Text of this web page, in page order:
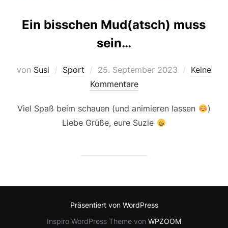
Ein bisschen Mud(atsch) muss
sein…
von Susi Sport
Veröffentlicht
am
25. September 2023
Keine
Kommentare
Viel Spaß beim schauen (und animieren lassen
)
Liebe Grüße, eure Suzie
Präsentiert von WordPress
Inspiro WordPress Theme von WPZOOM